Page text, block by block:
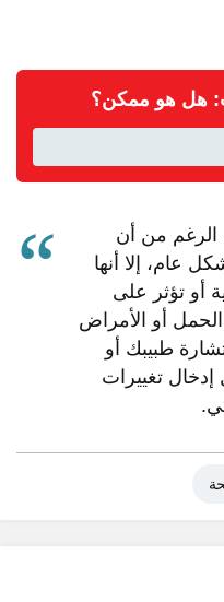
هل هو ممكن؟
الرغم من أن
عام، إلا أنها
أو تؤثر على
أو الأمراض
طبيبك أو
تغييرات
الطبية